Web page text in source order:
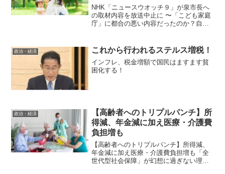
内容だったのか？
NHK「ニュースウオッチ９」が泉市長へ
の取材内容を放送中止に 〜「こども家庭
庁」に都合の悪い内容だったのか？自民
り』のこと 国の嫌がらせにも負けずに
明石市を住みよい自治体...
政治・経済 これから行われるステルス増税！
インフレ、税金増額で国民はますます貧
困化する！
政治・経済
【高齢者へのトリプルパンチ】所
得減、年金減に加え医療・介護費
負担増も
【高齢者へのトリプルパンチ】所得減、
年金減に加え医療・介護費負担増も「全
世代型社会保障」が幻想に過ぎない理